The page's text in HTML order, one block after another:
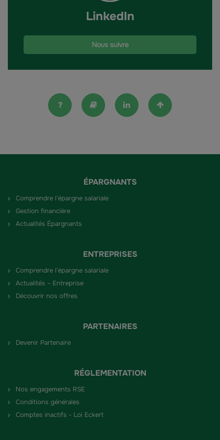
LinkedIn
Nous suivre
FAQ Lexique Linkedin Haut de la
ÉPARGNANTS
Comprendre l'épargne salariale
Gestion financière
Actualités Épargnants
ENTREPRISES
Comprendre l'épargne salariale
Actualités – Entreprise
Découvrir nos offres
PARTENAIRES
Devenir Partenaire
RÉGLEMENTATION
Nos engagements RSE
Conditions générales
Comptes inactifs - Loi Eckert